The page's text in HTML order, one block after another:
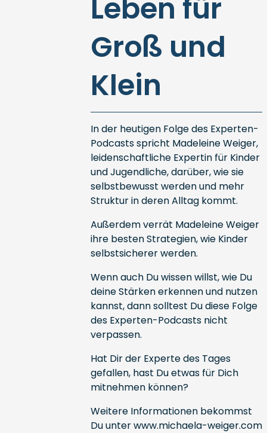
Leben für
Groß und
Klein
In der heutigen Folge des Experten-
Podcasts spricht Madeleine Weiger,
leidenschaftliche Expertin für Kinder
und Jugendliche, darüber, wie sie
selbstbewusst werden und mehr
Struktur in deren Alltag kommt.
Außerdem verrät Madeleine Weiger
ihre besten Strategien, wie Kinder
selbstsicherer werden.
Wenn auch Du wissen willst, wie Du
deine Stärken erkennen und nutzen
kannst, dann solltest Du diese Folge
des Experten-Podcasts nicht
verpassen.
Hat Dir der Experte des Tages
gefallen, hast Du etwas für Dich
mitnehmen können?
Weitere Informationen bekommst
Du unterwww.michaela-weiger.com